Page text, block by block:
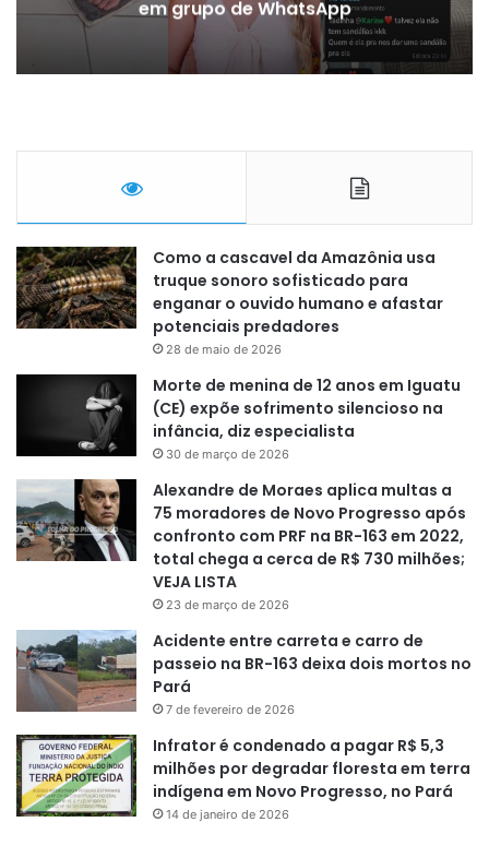
em grupo de WhatsApp
Como a cascavel da Amazônia usa
truque sonoro sofisticado para
enganar o ouvido humano e afastar
potenciais predadores
28 de maio de 2026
Morte de menina de 12 anos em Iguatu
(CE) expõe sofrimento silencioso na
infância, diz especialista
30 de março de 2026
Alexandre de Moraes aplica multas a
75 moradores de Novo Progresso após
confronto com PRF na BR-163 em 2022,
total chega a cerca de R$ 730 milhões;
VEJA LISTA
23 de março de 2026
Acidente entre carreta e carro de
passeio na BR-163 deixa dois mortos no
Pará
7 de fevereiro de 2026
Infrator é condenado a pagar R$ 5,3
milhões por degradar floresta em terra
indígena em Novo Progresso, no Pará
14 de janeiro de 2026